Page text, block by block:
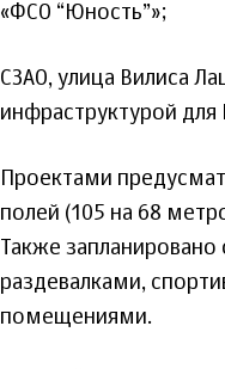
«ФСО “Юность”»;
СЗАО, улица Вилиса
инфраструктурой для
Проектами
полей (105 на 68
Также
раздевалками,
помещениями.